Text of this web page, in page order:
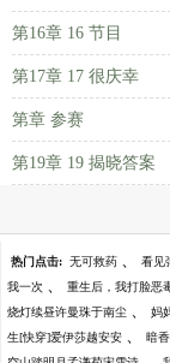
第16章 16 节目
第17章 17 很庆幸
第章 参赛
第19章 19 揭晓答案
热门点击: 无可救药 、 看见
我一次 、 重生后，我打脸恶
烧灯续昼许曼珠于南尘 、 妈
生[快穿]爱伊莎越安安 、 暗香